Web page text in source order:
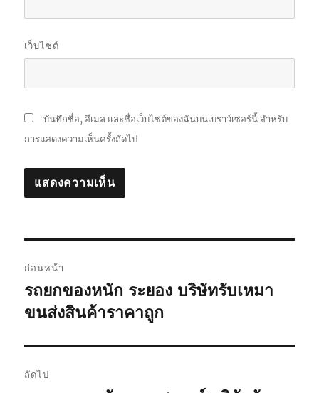
เว็บไซต์
บันทึกชื่อ, อีเมล และชื่อเว็บไซต์ของฉันบนเบราว์เซอร์นี้ สำหรับ
การแสดงความเห็นครั้งถัดไป
เรื่อง
ก่อนหน้า
เรื่อง
ก่อน
รถยกของหนัก ระยอง บริษัทรับเหมา
ขนส่งสินค้าราคาถูก
ถัดไป